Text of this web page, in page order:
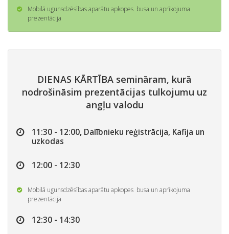
Mobilā ugunsdzēsības aparātu apkopes busa un aprīkojuma
prezentācija
DIENAS KĀRTĪBA semināram, kurā
nodrošināsim prezentācijas tulkojumu uz
angļu valodu
11:30 - 12:00, Dalībnieku reģistrācija, Kafija un
uzkodas
12:00 - 12:30
Mobilā ugunsdzēsības aparātu apkopes busa un aprīkojuma
prezentācija
12:30 - 14:30